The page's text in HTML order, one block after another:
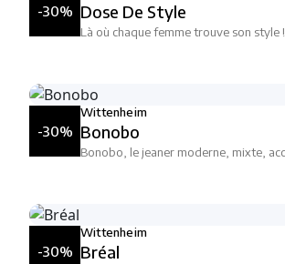
-30% Dose De Style
Là où chaque femme trouve son style !
-30%
Wittenheim
Bonobo
-30%
Wittenheim
Bréal